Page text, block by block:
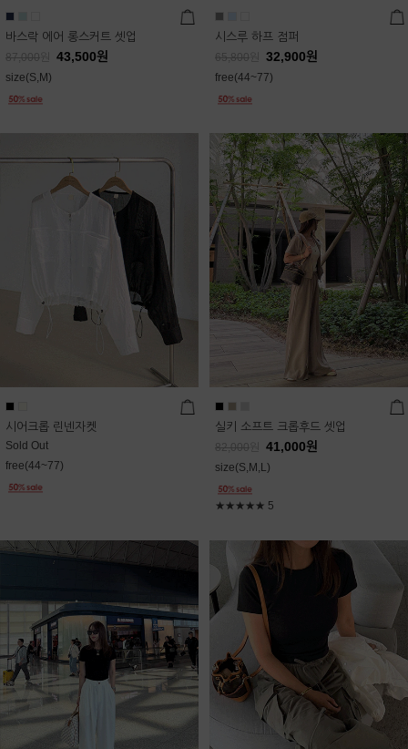
바스락 에어 롱스커트 셋업
87,000 43,500원
size(S,M)
시스루 하프 점퍼
65,800 32,900원
free(44~77)
시어크롭 린넨자켓
Sold Out
free(44~77)
실키 소프트 크롭후드 셋업
82,000 41,000원
size(S,M,L)
★★★★★ 5